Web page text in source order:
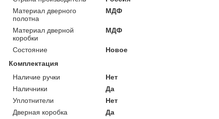
Материал дверного
полотна
МДФ
Материал дверной
коробки
МДФ
Состояние
Новое
Комплектация
Наличие ручки
Нет
Наличники
Да
Уплотнители
Нет
Дверная коробка
Да